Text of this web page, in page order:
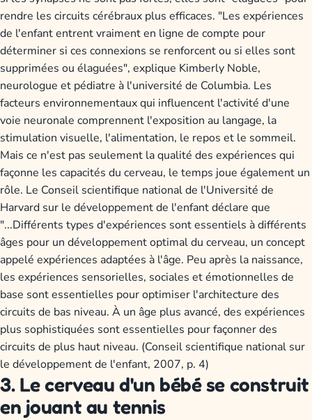
rendre les circuits cérébraux plus efficaces. "Les expériences
de l'enfant entrent vraiment en ligne de compte pour
déterminer si ces connexions se renforcent ou si elles sont
supprimées ou élaguées", explique Kimberly Noble,
neurologue et pédiatre à l'université de Columbia. Les
facteurs environnementaux qui influencent l'activité d'une
voie neuronale comprennent l'exposition au langage, la
stimulation visuelle, l'alimentation, le repos et le sommeil.
Mais ce n'est pas seulement la qualité des expériences qui
façonne les capacités du cerveau, le temps joue également un
rôle. Le Conseil scientifique national de l'Université de
Harvard sur le développement de l'enfant déclare que
"...Différents types d'expériences sont essentiels à différents
âges pour un développement optimal du cerveau, un concept
appelé expériences adaptées à l'âge. Peu après la naissance,
les expériences sensorielles, sociales et émotionnelles de
base sont essentielles pour optimiser l'architecture des
circuits de bas niveau. À un âge plus avancé, des expériences
plus sophistiquées sont essentielles pour façonner des
circuits de plus haut niveau. (Conseil scientifique national sur
le développement de l'enfant, 2007, p. 4)
3. Le cerveau d'un bébé se construit
en jouant au tennis